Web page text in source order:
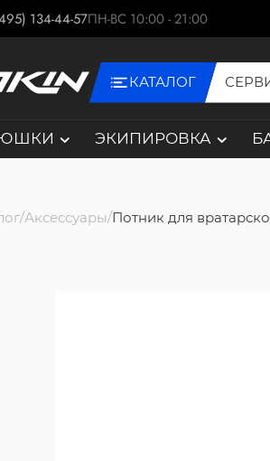
134-44-57ПН-ВС 10:00 - 21:00
КАТАЛОГ
ЭКИПИРОВКА
Аксессуары Потник для